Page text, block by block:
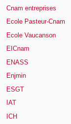
Cnam entreprises
Ecole Pasteur-Cnam
Ecole Vaucanson
EICnam
ENASS
Enjmin
ESGT
IAT
ICH